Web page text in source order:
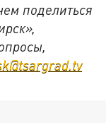
поделиться